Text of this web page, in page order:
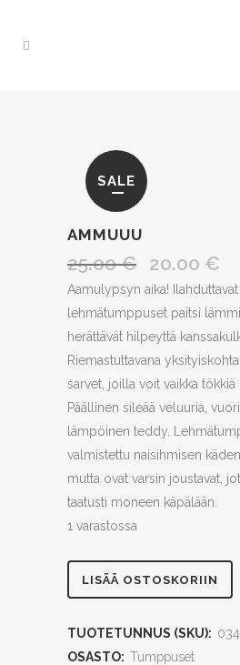
SALE
AMMUUU
25.00€
Alkuperäinen
hinta
oli:
25.00 €.
20.00 €
hinta
on:
Aamulypsyn aika! Ilahduttavat
lehmätumppuset paitsi
herättävät hilpeyttä
Riemastuttavana
sarvet, joilla voit vaikka tökkiä
Päällinen sileää veluuria,
lämpöinen teddy.
valmistettu naisihmisen
mutta ovat varsin joustavat,
taatusti moneen käpälään.
1 varastossa
Ammuuu
LISÄÄ OSTOSKORIIN
TUOTETUNNUS (SKU): 034
OSASTO: Tumppuset